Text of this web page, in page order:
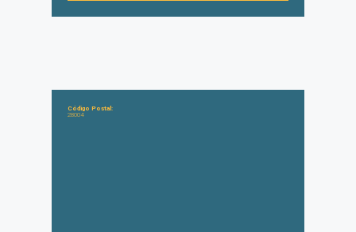
Código Postal:
28004